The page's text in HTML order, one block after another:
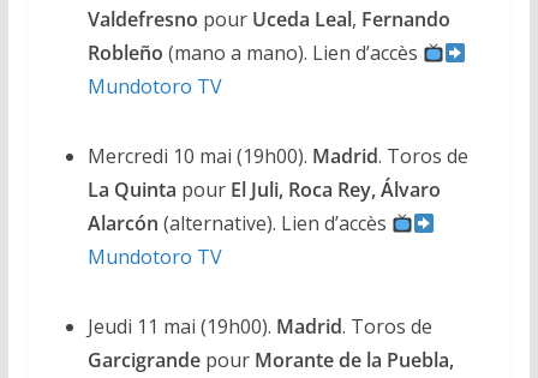
Valdefresno pour Uceda Leal, Fernando
Robleño (mano a mano). Lien d’accès
Mundotoro TV
Mercredi 10 mai (19h00). Madrid. Toros de
La Quinta pour El Juli, Roca Rey, Álvaro
Alarcón (alternative). Lien d’accès
Mundotoro TV
Jeudi 11 mai (19h00). Madrid. Toros de
Garcigrandepour Morante de la Puebla,